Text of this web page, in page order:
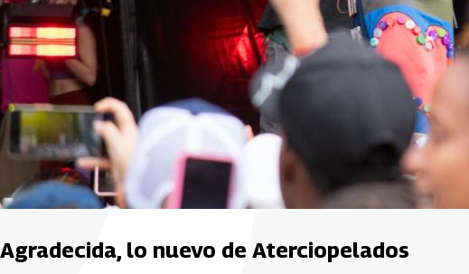
Agradecida, lo nuevo de Aterciopelados